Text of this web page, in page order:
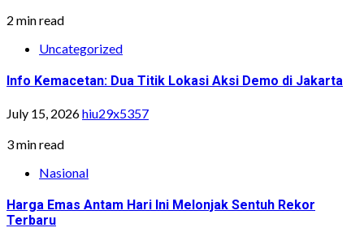
2 min read
Uncategorized
Info Kemacetan: Dua Titik Lokasi Aksi Demo di Jakarta
July 15, 2026hiu29x5357
3 min read
Nasional
Harga Emas Antam Hari Ini Melonjak Sentuh Rekor
Terbaru